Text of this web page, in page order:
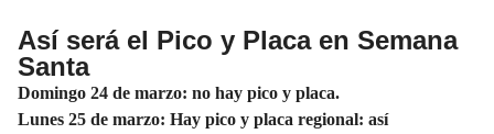
Así será el Pico y Placa en Semana
Santa
Domingo 24 de marzo: no hay pico y placa.
Lunes 25 de marzo: Hay pico y placa regional: así